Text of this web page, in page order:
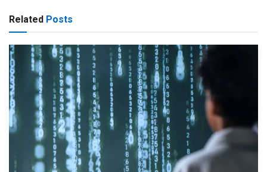
Related Posts